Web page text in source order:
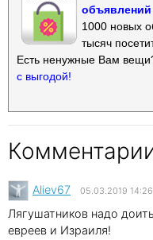
1000 новых
тысяч
Есть ненужные Вам
с выгодой!
Aliev67 05.03.2019 14:26
Лягушатников надо
евреев и Израиля!